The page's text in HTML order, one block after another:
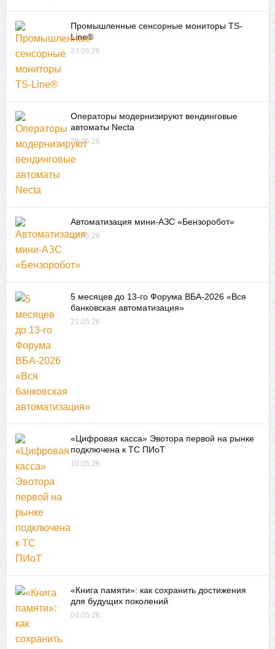
Промышленные сенсорные мониторы TS-
Line®
23.06.26
Операторы модернизируют вендинговые
автоматы Necta
29.05.26
Автоматизация мини-АЗС «Бензоробот»
22.05.26
5 месяцев до 13-го Форума ВБА-2026 «Вся
банковская автоматизация»
21.05.26
«Цифровая касса» Эвотора первой на рынке
подключена к ТС ПИоТ
10.05.26
«Книга памяти»: как сохранить достижения
для будущих поколений
04.05.26